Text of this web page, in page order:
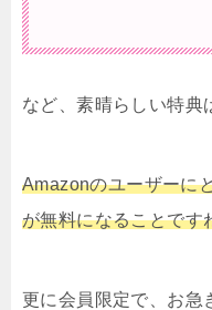
など、素晴らしい特典
Amazonのユーザーに
が無料になることです
更に会員限定で、お急